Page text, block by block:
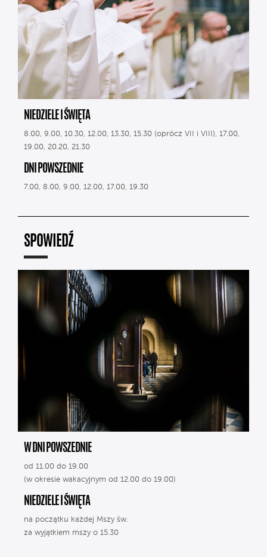
NIEDZIELE I ŚWIĘTA
8.00, 9.00, 10.30, 12.00, 13.30, 15.30 (oprócz VII i VIII), 17.00,
19.00, 20.20, 21.30
DNI POWSZEDNIE
7.00, 8.00, 9.00, 12.00, 17.00, 19.30
SPOWIEDŹ
W DNI POWSZEDNIE
od 11.00 do 19.00
(w okresie wakacyjnym od 12.00 do 19.00)
NIEDZIELE I ŚWIĘTA
na początku każdej Mszy św.
za wyjątkiem mszy o 15.30